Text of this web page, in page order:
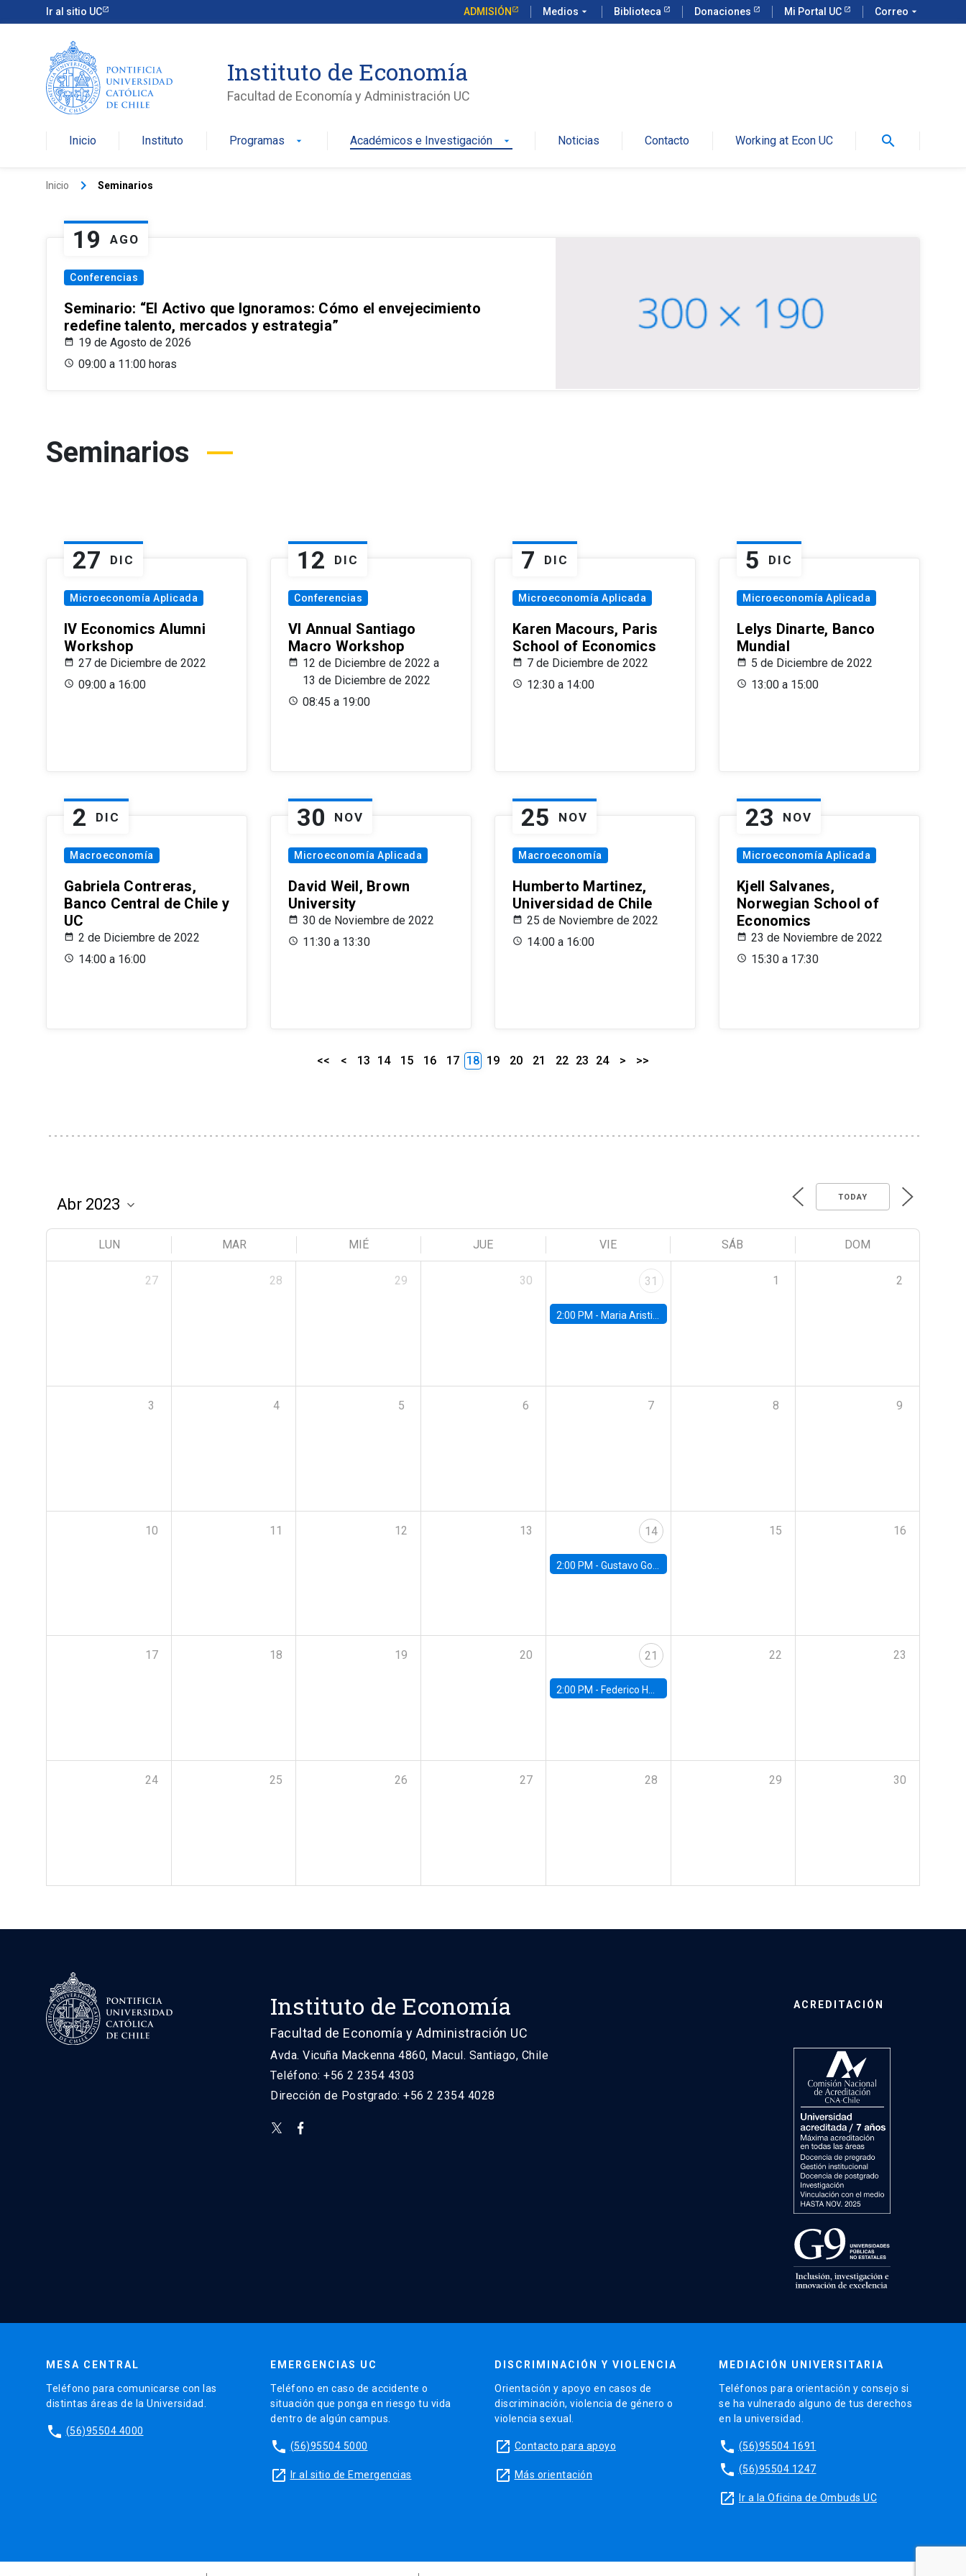
Ir al sitio UC ADMISIÓN Medios arrow_drop_down Biblioteca Donaciones Mi Portal UC Correo arrow_drop_down
Instituto de Economía
Facultad de Economía y Administración UC
Inicio Instituto Programas arrow_drop_down Académicos e Investigación arrow_drop_down Noticias Contacto Working at Econ UC search
Inicio keyboard_arrow_right Seminarios
19 AGO
Conferencias
Seminario: “El Activo que Ignoramos: Cómo el envejecimiento
redefine talento, mercados y estrategia”
19 de Agosto de 2026
09:00 a 11:00 horas
Seminarios
27 DIC
Microeconomía Aplicada
IV Economics Alumni
Workshop
27 de Diciembre de 2022
09:00 a 16:00
12 DIC
Conferencias
VI Annual Santiago
Macro Workshop
12 de Diciembre de 2022 a
13 de Diciembre de 2022
08:45 a 19:00
7 DIC
Microeconomía Aplicada
Karen Macours, Paris
School of Economics
7 de Diciembre de 2022
12:30 a 14:00
5 DIC
Microeconomía Aplicada
Lelys Dinarte, Banco
Mundial
5 de Diciembre de 2022
13:00 a 15:00
2 DIC
Macroeconomía
Gabriela Contreras,
Banco Central de Chile y
UC
2 de Diciembre de 2022
14:00 a 16:00
30 NOV
Microeconomía Aplicada
David Weil, Brown
University
30 de Noviembre de 2022
11:30 a 13:30
25 NOV
Macroeconomía
Humberto Martinez,
Universidad de Chile
25 de Noviembre de 2022
14:00 a 16:00
23 NOV
Microeconomía Aplicada
Kjell Salvanes,
Norwegian School of
Economics
23 de Noviembre de 2022
15:30 a 17:30
<< < 13 14 15 16 17 18 19 20 21 22 23 24 > >>
TODAY
LUN MAR MIÉ JUE VIE SÁB DOM
27 28 29 30 31
2:00 PM - Maria Aristizabal-Ramirez, FED Board
1 2
3 4 5 6 7 8 9
10 11 12 13 14
2:00 PM - Gustavo González - Banco Central de Chile
15 16
17 18 19 20 21
2:00 PM - Federico Huneeus - Banco Central de Chile
22 23
24 25 26 27 28 29 30
Instituto de Economía
Facultad de Economía y Administración UC
Avda. Vicuña Mackenna 4860, Macul. Santiago, Chile
Teléfono: +56 2 2354 4303
Dirección de Postgrado: +56 2 2354 4028
ACREDITACIÓN
MESA CENTRAL
Teléfono para comunicarse con las
distintas áreas de la Universidad.
phone (56)95504 4000
EMERGENCIAS UC
Teléfono en caso de accidente o
situación que ponga en riesgo tu vida
dentro de algún campus.
phone (56)95504 5000
launch Ir al sitio de Emergencias
DISCRIMINACIÓN Y VIOLENCIA
Orientación y apoyo en casos de
discriminación, violencia de género o
violencia sexual.
launch Contacto para apoyo
launch Más orientación
MEDIACIÓN UNIVERSITARIA
Teléfonos para orientación y consejo si
se ha vulnerado alguno de tus derechos
en la universidad.
phone (56)95504 1691
phone (56)95504 1247
launch Ir a la Oficina de Ombuds UC